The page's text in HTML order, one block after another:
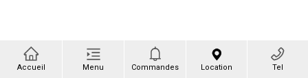
Accueil Menu Commandes Location Tel